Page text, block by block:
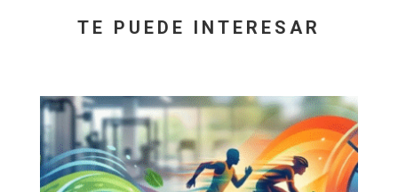
TE PUEDE INTERESAR